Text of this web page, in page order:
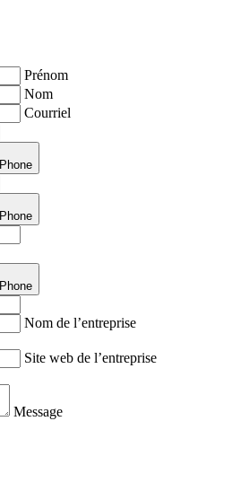
Prénom
Nom
Courriel
Phone
Phone
Phone
Nom de l’entreprise
Site web de l’entreprise
Message